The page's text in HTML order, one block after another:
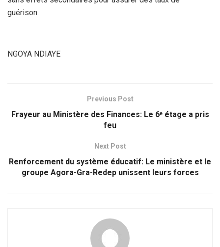
guérison.
NGOYA NDIAYE
Previous Post
Frayeur au Ministère des Finances: Le 6ᵉ étage a pris
feu
Next Post
Renforcement du système éducatif: Le ministère et le
groupe Agora-Gra-Redep unissent leurs forces